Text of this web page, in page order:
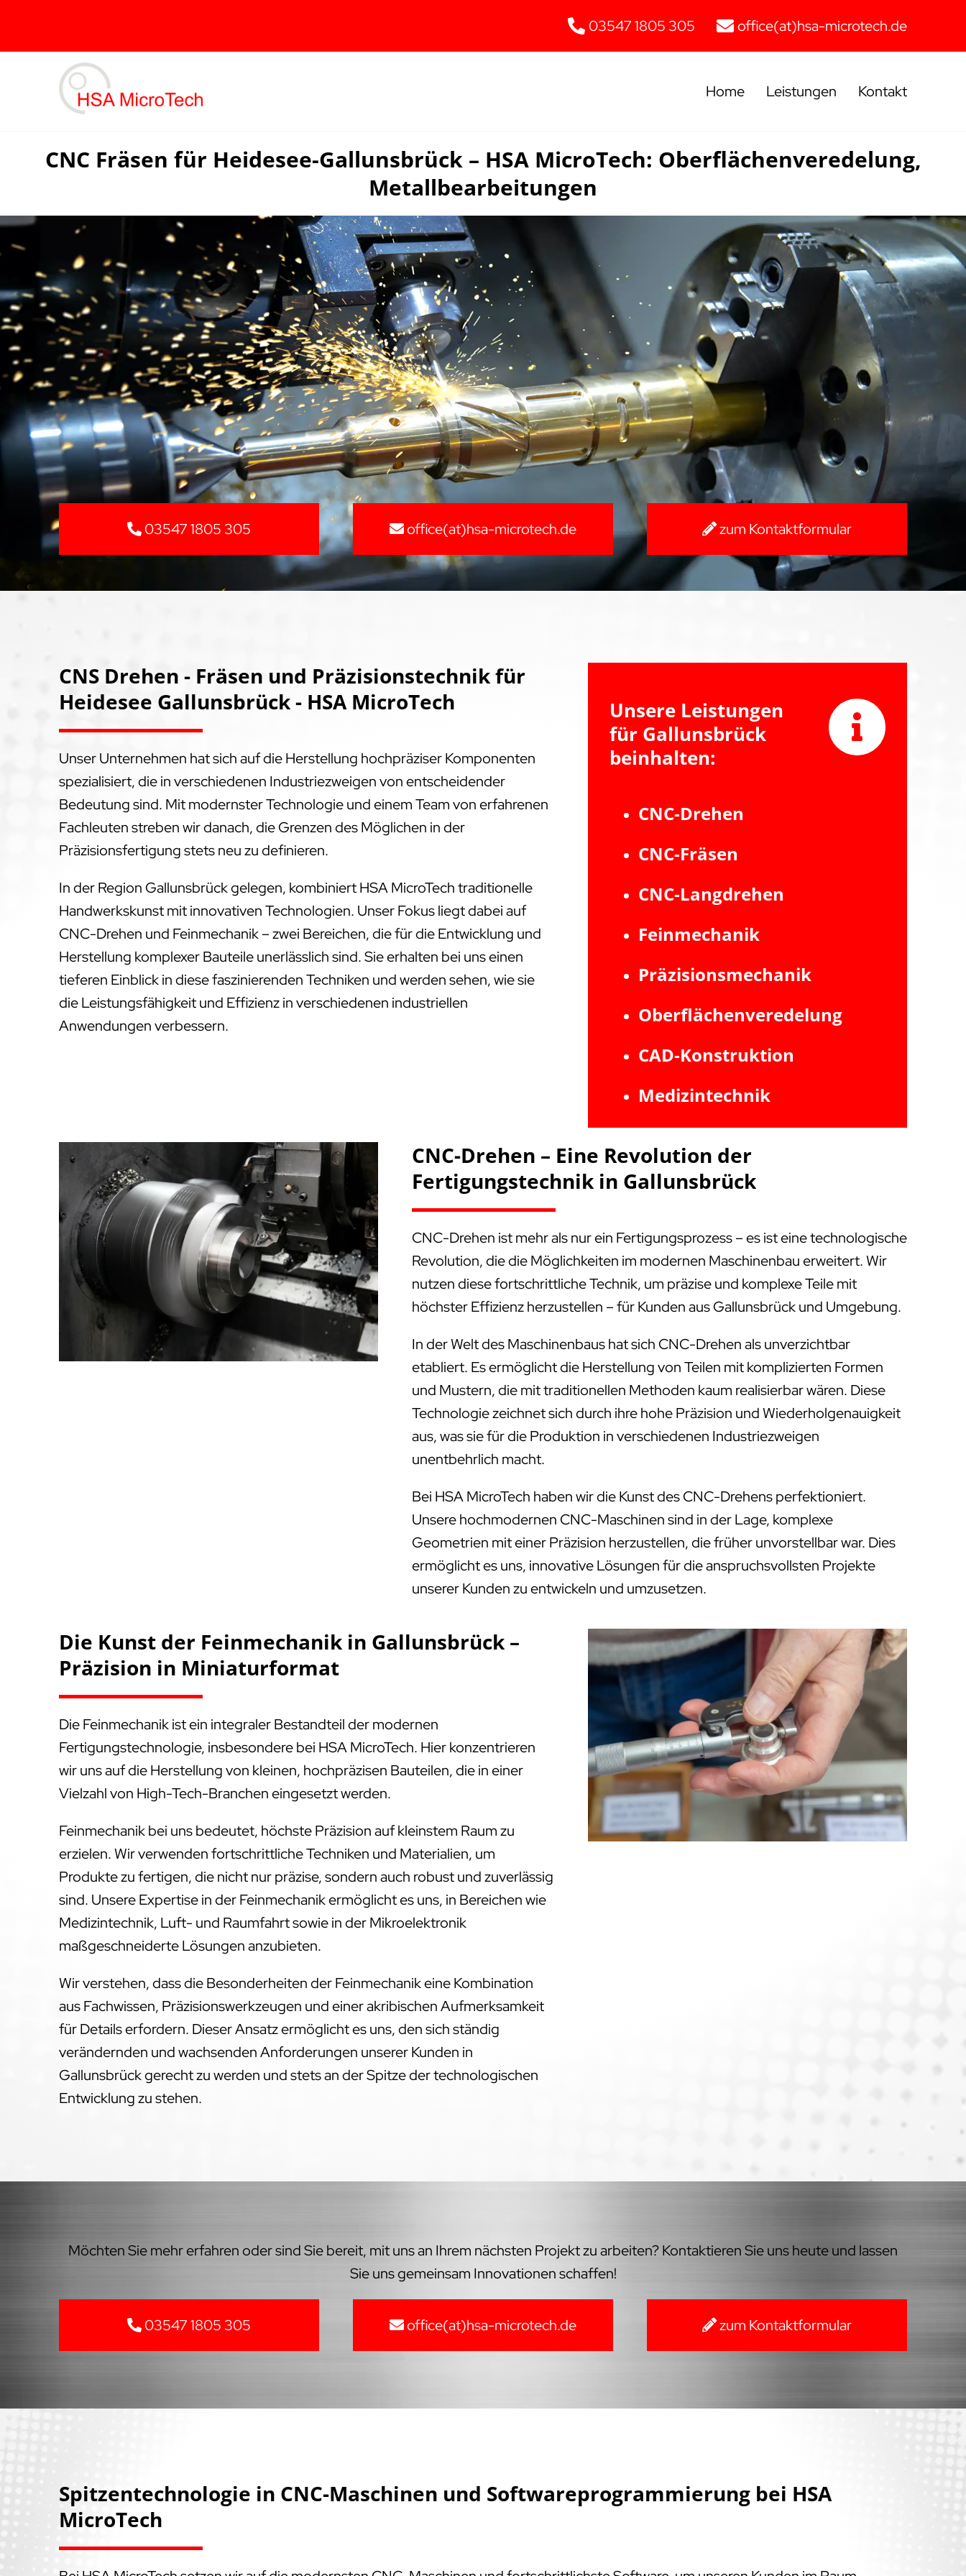
content
03547 1805 305 office(at)hsa-microtech.de
Home Leistungen Kontakt
CNC Fräsen für Heidesee-Gallunsbrück – HSA MicroTech: Oberflächenveredelung,
Metallbearbeitungen
03547 1805 305 office(at)hsa-microtech.de zum Kontaktformular
CNS Drehen - Fräsen und Präzisionstechnik für
Heidesee Gallunsbrück - HSA MicroTech
Unser Unternehmen hat sich auf die Herstellung hochpräziser Komponenten
spezialisiert, die in verschiedenen Industriezweigen von entscheidender
Bedeutung sind. Mit modernster Technologie und einem Team von erfahrenen
Fachleuten streben wir danach, die Grenzen des Möglichen in der
Präzisionsfertigung stets neu zu definieren.
In der Region Gallunsbrück gelegen, kombiniert HSA MicroTech traditionelle
Handwerkskunst mit innovativen Technologien. Unser Fokus liegt dabei auf
CNC-Drehen und Feinmechanik – zwei Bereichen, die für die Entwicklung und
Herstellung komplexer Bauteile unerlässlich sind. Sie erhalten bei uns einen
tieferen Einblick in diese faszinierenden Techniken und werden sehen, wie sie
die Leistungsfähigkeit und Effizienz in verschiedenen industriellen
Anwendungen verbessern.
Unsere Leistungen
für Gallunsbrück
beinhalten:
CNC-Drehen
CNC-Fräsen
CNC-Langdrehen
Feinmechanik
Präzisionsmechanik
Oberflächenveredelung
CAD-Konstruktion
Medizintechnik
CNC-Drehen – Eine Revolution der
Fertigungstechnik in Gallunsbrück
CNC-Drehen ist mehr als nur ein Fertigungsprozess – es ist eine technologische
Revolution, die die Möglichkeiten im modernen Maschinenbau erweitert. Wir
nutzen diese fortschrittliche Technik, um präzise und komplexe Teile mit
höchster Effizienz herzustellen – für Kunden aus Gallunsbrück und Umgebung.
In der Welt des Maschinenbaus hat sich CNC-Drehen als unverzichtbar
etabliert. Es ermöglicht die Herstellung von Teilen mit komplizierten Formen
und Mustern, die mit traditionellen Methoden kaum realisierbar wären. Diese
Technologie zeichnet sich durch ihre hohe Präzision und Wiederholgenauigkeit
aus, was sie für die Produktion in verschiedenen Industriezweigen
unentbehrlich macht.
Bei HSA MicroTech haben wir die Kunst des CNC-Drehens perfektioniert.
Unsere hochmodernen CNC-Maschinen sind in der Lage, komplexe
Geometrien mit einer Präzision herzustellen, die früher unvorstellbar war. Dies
ermöglicht es uns, innovative Lösungen für die anspruchsvollsten Projekte
unserer Kunden zu entwickeln und umzusetzen.
Die Kunst der Feinmechanik in Gallunsbrück –
Präzision in Miniaturformat
Die Feinmechanik ist ein integraler Bestandteil der modernen
Fertigungstechnologie, insbesondere bei HSA MicroTech. Hier konzentrieren
wir uns auf die Herstellung von kleinen, hochpräzisen Bauteilen, die in einer
Vielzahl von High-Tech-Branchen eingesetzt werden.
Feinmechanik bei uns bedeutet, höchste Präzision auf kleinstem Raum zu
erzielen. Wir verwenden fortschrittliche Techniken und Materialien, um
Produkte zu fertigen, die nicht nur präzise, sondern auch robust und zuverlässig
sind. Unsere Expertise in der Feinmechanik ermöglicht es uns, in Bereichen wie
Medizintechnik, Luft- und Raumfahrt sowie in der Mikroelektronik
maßgeschneiderte Lösungen anzubieten.
Wir verstehen, dass die Besonderheiten der Feinmechanik eine Kombination
aus Fachwissen, Präzisionswerkzeugen und einer akribischen Aufmerksamkeit
für Details erfordern. Dieser Ansatz ermöglicht es uns, den sich ständig
verändernden und wachsenden Anforderungen unserer Kunden in
Gallunsbrück gerecht zu werden und stets an der Spitze der technologischen
Entwicklung zu stehen.
Möchten Sie mehr erfahren oder sind Sie bereit, mit uns an Ihrem nächsten Projekt zu arbeiten? Kontaktieren Sie uns heute und lassen
Sie uns gemeinsam Innovationen schaffen!
03547 1805 305 office(at)hsa-microtech.de zum Kontaktformular
Spitzentechnologie in CNC-Maschinen und Softwareprogrammierung bei HSA
MicroTech